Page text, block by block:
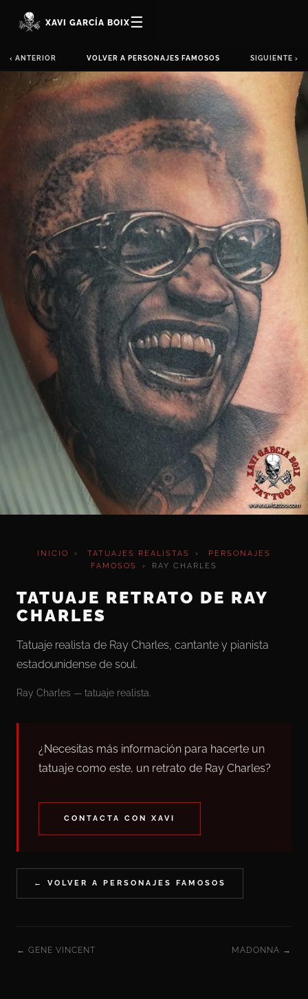
XAVI GARCÍA BOIX☰
‹ ANTERIOR VOLVER A PERSONAJES FAMOSOS SIGUIENTE ›
INICIO › TATUAJES REALISTAS ›
PERSONAJES
FAMOSOS
› RAY CHARLES
TATUAJE RETRATO DE RAY
CHARLES
Tatuaje realista de Ray Charles, cantante y pianista
estadounidense de soul.
Ray Charles — tatuaje realista.
¿Necesitas más información para hacerte un
tatuaje como este, un retrato de Ray Charles?
CONTACTA CON XAVI
← VOLVER A PERSONAJES FAMOSOS
← GENE VINCENT MADONNA →